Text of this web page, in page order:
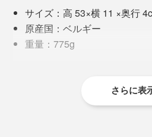
15分ほど温めると、首まわりが
する。脚のつけ根、腰、お尻
こに当てても、「うわぁ、そこ
編集スタッフに試してもらった
濁点まじりの「あぁぁぁ……」
サイズ：高 53×横 11 ×奥行
原産国：ベルギー
重量：775g
温めて使用する場合の目安
さらに表